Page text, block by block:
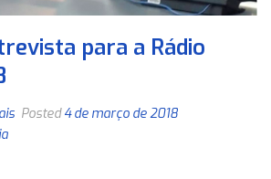
para a Rádio
Posted4 de março de 2018